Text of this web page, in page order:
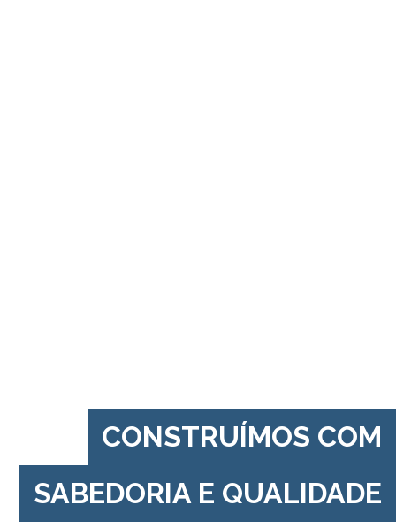
CONSTRUÍMOS COM
SABEDORIA E QUALIDADE